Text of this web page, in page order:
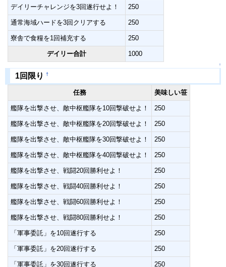
デイリーチャレンジを3回遂行せよ！ 250
通常海域ハードを3回クリアする 250
寮舎で食糧を1回補充する 250
デイリー合計 1000
↑
1回限り †
任務 美味しい笹
艦隊を出撃させ、敵中枢艦隊を10回撃破せよ！ 250
艦隊を出撃させ、敵中枢艦隊を20回撃破せよ！ 250
艦隊を出撃させ、敵中枢艦隊を30回撃破せよ！ 250
艦隊を出撃させ、敵中枢艦隊を40回撃破せよ！ 250
艦隊を出撃させ、戦闘20回勝利せよ！ 250
艦隊を出撃させ、戦闘40回勝利せよ！ 250
艦隊を出撃させ、戦闘60回勝利せよ！ 250
艦隊を出撃させ、戦闘80回勝利せよ！ 250
「軍事委託」を10回遂行する 250
「軍事委託」を20回遂行する 250
「軍事委託」を30回遂行する 250